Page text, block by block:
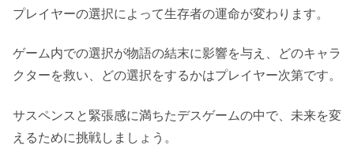
プレイヤーの選択によって生存者の運命が変わります。
ゲーム内での選択が物語の結末に影響を与え、どのキャラ
クターを救い、どの選択をするかはプレイヤー次第です。
サスペンスと緊張感に満ちたデスゲームの中で、未来を変
えるために挑戦しましょう。